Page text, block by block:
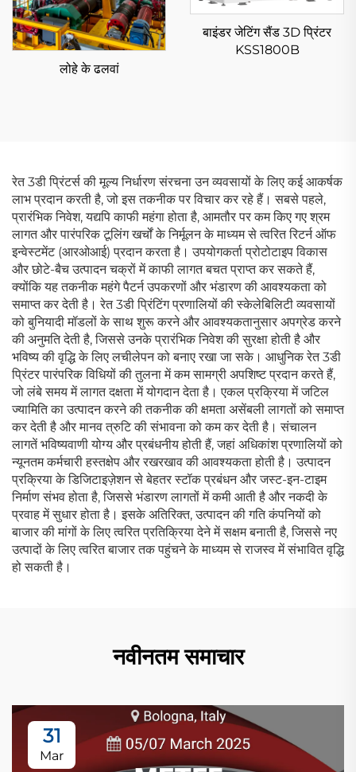
लोहे के ढलवां
बाइंडर जेटिंग सैंड 3D प्रिंटर
KSS1800B
रेत 3डी प्रिंटर्स की मूल्य निर्धारण संरचना उन व्यवसायों के लिए कई आकर्षक
लाभ प्रदान करती है, जो इस तकनीक पर विचार कर रहे हैं। सबसे पहले,
प्रारंभिक निवेश, यद्यपि काफी महंगा होता है, आमतौर पर कम किए गए श्रम
लागत और पारंपरिक टूलिंग खर्चों के निर्मूलन के माध्यम से त्वरित रिटर्न ऑफ
इन्वेस्टमेंट (आरओआई) प्रदान करता है। उपयोगकर्ता प्रोटोटाइप विकास
और छोटे-बैच उत्पादन चक्रों में काफी लागत बचत प्राप्त कर सकते हैं,
क्योंकि यह तकनीक महंगे पैटर्न उपकरणों और भंडारण की आवश्यकता को
समाप्त कर देती है। रेत 3डी प्रिंटिंग प्रणालियों की स्केलेबिलिटी व्यवसायों
को बुनियादी मॉडलों के साथ शुरू करने और आवश्यकतानुसार अपग्रेड करने
की अनुमति देती है, जिससे उनके प्रारंभिक निवेश की सुरक्षा होती है और
भविष्य की वृद्धि के लिए लचीलेपन को बनाए रखा जा सके। आधुनिक रेत 3डी
प्रिंटर पारंपरिक विधियों की तुलना में कम सामग्री अपशिष्ट प्रदान करते हैं,
जो लंबे समय में लागत दक्षता में योगदान देता है। एकल प्रक्रिया में जटिल
ज्यामिति का उत्पादन करने की तकनीक की क्षमता असेंबली लागतों को समाप्त
कर देती है और मानव त्रुटि की संभावना को कम कर देती है। संचालन
लागतें भविष्यवाणी योग्य और प्रबंधनीय होती हैं, जहां अधिकांश प्रणालियों को
न्यूनतम कर्मचारी हस्तक्षेप और रखरखाव की आवश्यकता होती है। उत्पादन
प्रक्रिया के डिजिटाइज़ेशन से बेहतर स्टॉक प्रबंधन और जस्ट-इन-टाइम
निर्माण संभव होता है, जिससे भंडारण लागतों में कमी आती है और नकदी के
प्रवाह में सुधार होता है। इसके अतिरिक्त, उत्पादन की गति कंपनियों को
बाजार की मांगों के लिए त्वरित प्रतिक्रिया देने में सक्षम बनाती है, जिससे नए
उत्पादों के लिए त्वरित बाजार तक पहुंचने के माध्यम से राजस्व में संभावित वृद्धि
हो सकती है।
नवीनतम समाचार
31
Mar